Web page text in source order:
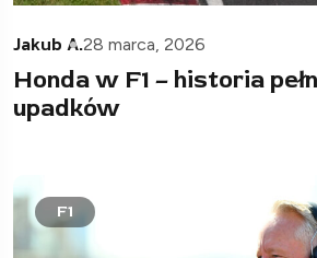
Jakub A.28 marca, 2026
Honda w F1 – historia
upadków
F1